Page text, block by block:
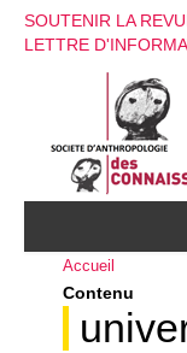
SOUTENIR LA
LETTRE
La société
La revue
Accueil
Contenu